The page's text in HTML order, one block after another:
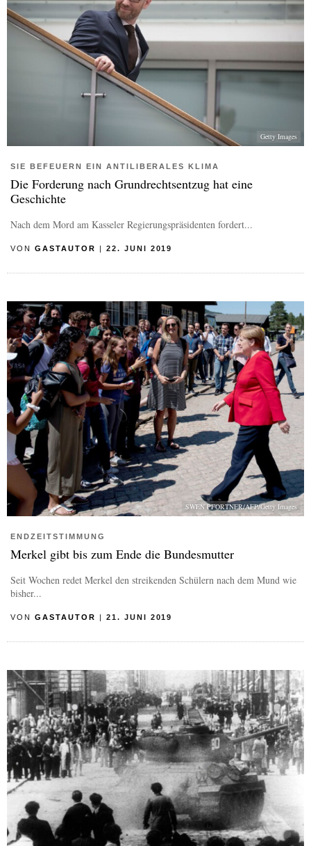
Getty Images
SIE BEFEUERN EIN ANTILIBERALES KLIMA
Die Forderung nach Grundrechtsentzug hat eine
Geschichte
Nach dem Mord am Kasseler Regierungspräsidenten fordert...
VON GASTAUTOR 22. JUNI 2019
SWEN PFORTNER/AFP/Getty Images
ENDZEITSTIMMUNG
Merkel gibt bis zum Ende die Bundesmutter
Seit Wochen redet Merkel den streikenden Schülern nach dem Mund wie
bisher...
VON GASTAUTOR | 21. JUNI 2019